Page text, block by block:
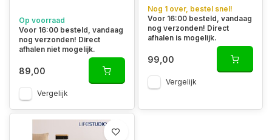
Op voorraad
Voor 16:00 besteld, vandaag
nog verzonden! Direct
afhalen niet mogelijk.
89,00
Vergelijk
Nog 1 over, bestel snel!
Voor 16:00 besteld, vandaag
nog verzonden! Direct
afhalen is mogelijk.
99,00
Vergelijk